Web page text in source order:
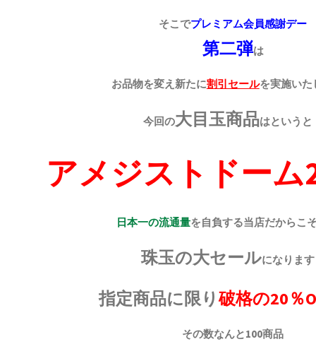
そこでプレミアム会員感謝デー
第二弾は
お品物を変え新たに割引セールを実施いた
今回の大目玉商品はというと
アメジストドーム
日本一の流通量を自負する当店だからこ
珠玉の大セールになりま
指定商品に限り破格の20％
その数なんと100商品